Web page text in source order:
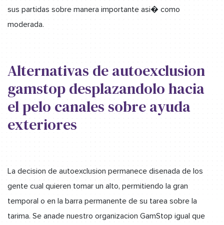
sus partidas sobre manera importante asi� como
moderada.
Alternativas de autoexclusion
gamstop desplazandolo hacia
el pelo canales sobre ayuda
exteriores
La decision de autoexclusion permanece disenada de los
gente cual quieren tomar un alto, permitiendo la gran
temporal o en la barra permanente de su tarea sobre la
tarima. Se anade nuestro organizacion GamStop igual que